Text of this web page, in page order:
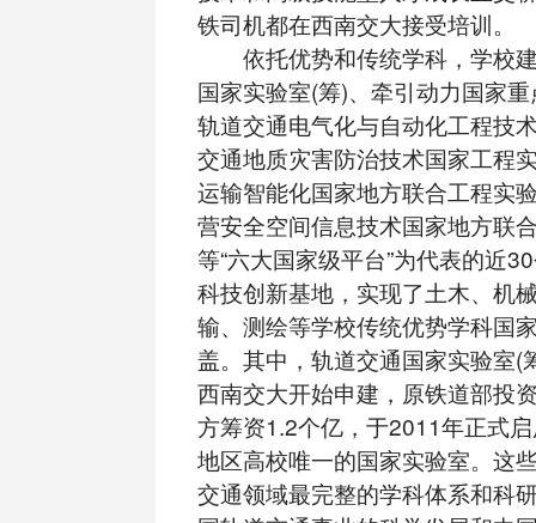
铁司机都在西南交大接受培训。
依托优势和传统学科，学校
国家实验室(筹)、牵引动力国家
轨道交通电气化与自动化工程技
交通地质灾害防治技术国家工程
运输智能化国家地方联合工程实
营安全空间信息技术国家地方联
等“六大国家级平台”为代表的近
科技创新基地，实现了土木、机
输、测绘等学校传统优势学科国
盖。其中，轨道交通国家实验室(
西南交大开始申建，原铁道部投
方筹资1.2个亿，于2011年正式
地区高校唯一的国家实验室。这
交通领域最完整的学科体系和科